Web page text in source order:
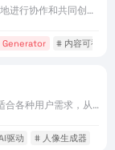
Miro可以帮助分布式团队在不同地点高效地进行协作和共同创作。
# 内容可视化
CapCut是一个多功能的视频编辑平台，适合各种用户需求，从社交媒体广告创作到专业视频编辑。它提供在线创意套件、桌面应用程序和移动应用程序，使用户能够在不同设备上进行创作。
驱动 # 人像生成器